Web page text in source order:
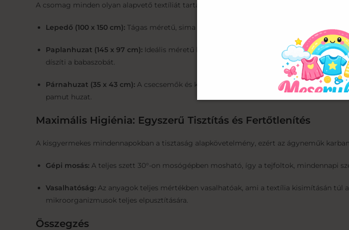
A csomag minden olyan alapvető textíliát tartalmaz, amely egy szabványos méretű
Lepedő (100 x 150 cm): Tágas méretű, sima pamut lepedő, amely kényelmesen és
Paplanhuzat (145 x 97 cm): Ideális méretű huzat a baba paplanjához, amely megóvja
díszíti a babaszobát.
Párnahuzat (35 x 43 cm): A csecsemők és kisgyermekek számára ajánlott lapos
pamut huzat.
Maximális Higiénia: Egyszerű Tisztítás és Fertőtlenítés
A kisgyermekes mindennapokban a tisztaság alapkövetelmény, ezért az ágyneműk
Gépi mosás: A teljes szett 30°-on mosógépben mosható, így a tejfoltok, mindennapi
Vasalhatóság: Az anyagok teljes mértékben vasalhatóak, ami a textília kisimításán
mikroorganizmusok teljes elpusztítására.
Összegzés